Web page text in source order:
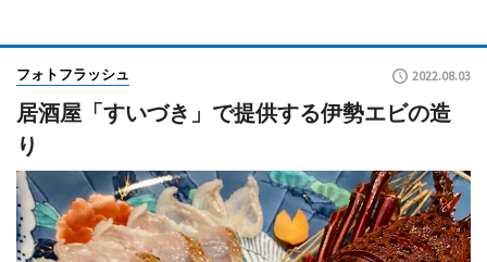
フォトフラッシュ 2022.08.03
居酒屋「すいづき」で提供する伊勢エビの造
り